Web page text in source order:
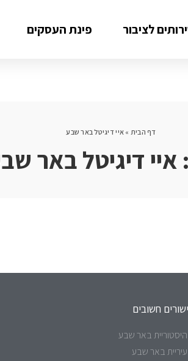
לציבור פינת העסקים
דף הבית » איי דיגיטל באר שבע
איי דיגיטל באר
חשובים
היסטוריית באר שבע
עיריית באר שבע